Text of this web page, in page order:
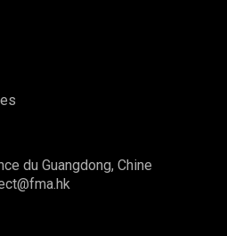
du Guangdong, Chine